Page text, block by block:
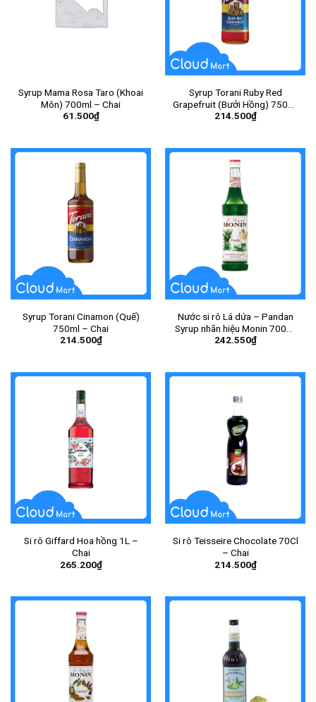
Syrup Mama Rosa Taro (Khoai
Môn) 700ml – Chai
61.500₫
Syrup Torani Ruby Red
Grapefruit (Bưởi Hồng) 750ml
– Chai
214.500₫
Syrup Torani Cinamon (Quế)
750ml – Chai
214.500₫
Nước si rô Lá dứa – Pandan
Syrup nhãn hiệu Monin 700ml
– Chai
242.550₫
Si rô Giffard Hoa hồng 1L –
Chai
265.200₫
Si rô Teisseire Chocolate 70Cl
– Chai
214.500₫